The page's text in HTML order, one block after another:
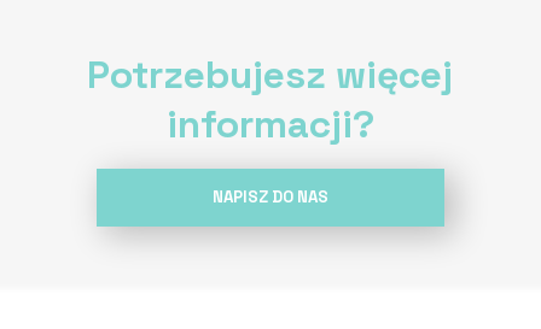
Potrzebujesz więcej
informacji?
NAPISZ DO NAS